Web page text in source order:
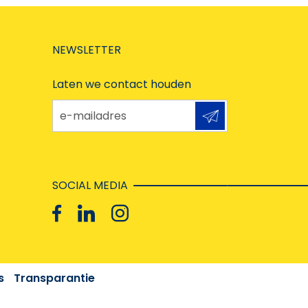
NEWSLETTER
Laten we contact houden
e-mailadres
SOCIAL MEDIA
Transparantie